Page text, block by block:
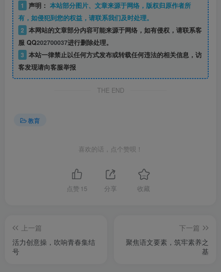
1 声明： 本站部分图片、文章来源于网络，版权归原作者所
有，如侵犯到您的权益，请联系我们及时处理。
2 本网站的文章部分内容可能来源于网络，如有侵权，请联系客
服 QQ202700037进行删除处理。
3 本站一律禁止以任何方式发布或转载任何违法的相关信息，访
客发现请向客服举报
THE END
教育
喜欢的话，点个赞呗！
点赞 15 分享 收藏
上一篇
活力创意操，吹响青春集结
号
下一篇
聚焦语文要素，筑牢素养之
基